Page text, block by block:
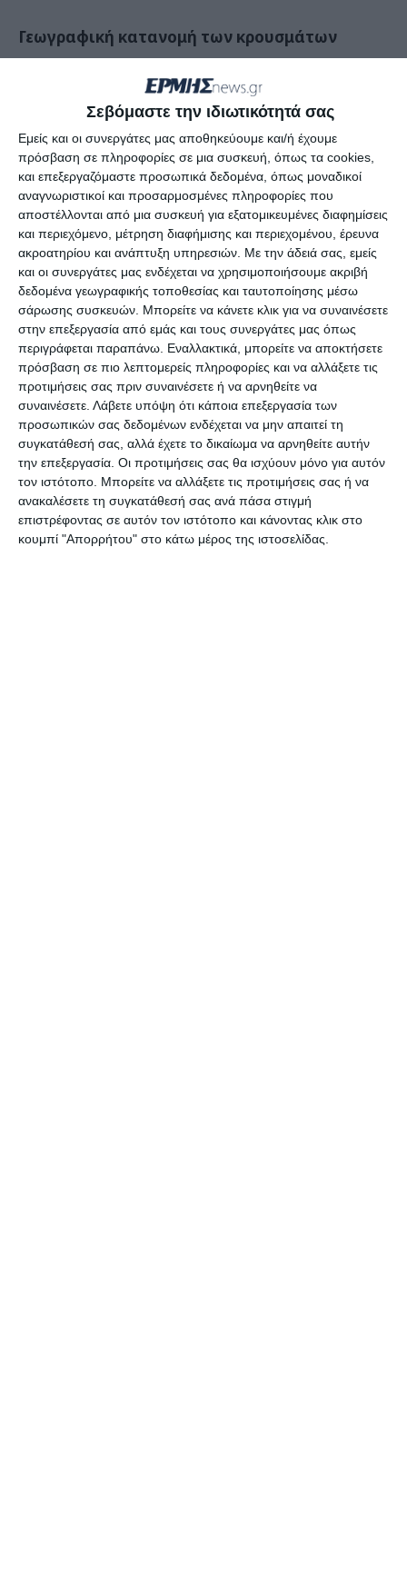
Σεβόμαστε την ιδιωτικότητά σας
Εμείς και οι συνεργάτες μας αποθηκεύουμε και/ή έχουμε
πρόσβαση σε πληροφορίες σε μια συσκευή, όπως τα cookies,
και επεξεργαζόμαστε προσωπικά δεδομένα, όπως μοναδικοί
αναγνωριστικοί και προσαρμοσμένες πληροφορίες που
αποστέλλονται από μια συσκευή για εξατομικευμένες διαφημίσεις
και περιεχόμενο, μέτρηση διαφήμισης και περιεχομένου, έρευνα
ακροατηρίου και ανάπτυξη υπηρεσιών. Με την άδειά σας, εμείς
και οι συνεργάτες μας ενδέχεται να χρησιμοποιήσουμε ακριβή
δεδομένα γεωγραφικής τοποθεσίας και ταυτοποίησης μέσω
σάρωσης συσκευών. Μπορείτε να κάνετε κλικ για να συναινέσετε
στην επεξεργασία από εμάς και τους συνεργάτες μας όπως
περιγράφεται παραπάνω. Εναλλακτικά, μπορείτε να αποκτήσετε
πρόσβαση σε πιο λεπτομερείς πληροφορίες και να αλλάξετε τις
προτιμήσεις σας πριν συναινέσετε ή να αρνηθείτε να
συναινέσετε. Λάβετε υπόψη ότι κάποια επεξεργασία των
προσωπικών σας δεδομένων ενδέχεται να μην απαιτεί τη
συγκατάθεσή σας, αλλά έχετε το δικαίωμα να αρνηθείτε αυτήν
την επεξεργασία. Οι προτιμήσεις σας θα ισχύουν μόνο για αυτόν
τον ιστότοπο. Μπορείτε να αλλάξετε τις προτιμήσεις σας ή να
ανακαλέσετε τη συγκατάθεσή σας ανά πάσα στιγμή
επιστρέφοντας σε αυτόν τον ιστότοπο και κάνοντας κλικ στο
κουμπί "Απορρήτου" στο κάτω μέρος της ιστοσελίδας.
Γεωγραφική κατανομή των κρουσμάτων
Η γεωγραφική κατανομή των 1.142 κρουσμάτων
covid-19 που ανακοίνωσε σήμερα ο ΕΟΔΥ έχει ως
εξής:
82 κρούσματα στην ΠΕ Ανατολικής Αττικής
77 κρούσματα στην ΠΕ Βόρειου Τομέα Αθηνών
66 κρούσματα στην ΠΕ Δυτικού Τομέα Αθηνών
33 κρούσματα στην ΠΕ Δυτικής Αττικής
162 κρούσματα στην ΠΕ Κεντρικού Τομέα
Αθηνών
63 κρούσματα στην ΠΕ Νοτίου Τομέα Αθηνών
81 κρούσματα στην Π.Ε. Πειραιώς
5 κρούσματα στην Π.Ε.Νήσων